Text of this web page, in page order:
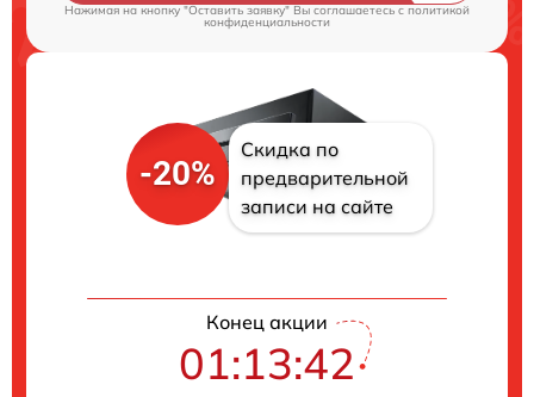
Нажимая на кнопку "Оставить заявку" Вы соглашаетесь cполитикой
конфиденциальности
-20%
Скидка по
предварительной
записи на сайте
Конец акции
01:13:41